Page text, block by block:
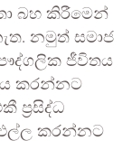
බහ කිරීමෙන්
නමුත් සමාජ
ජීවිතය
කරන්නට
ප්‍රසිද්ධ
එල්ල කරන්නට